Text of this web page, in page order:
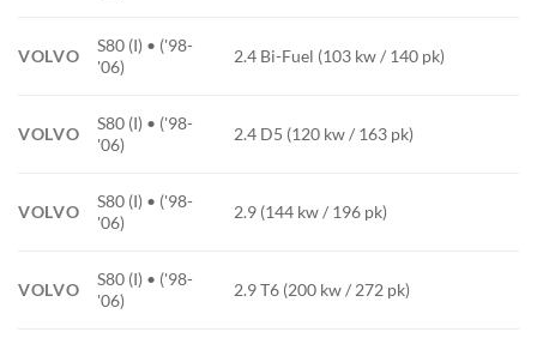
VOLVO
S80 (I) • ('98-
'06)
2.4 Bi-Fuel (103 kw / 140 pk)
VOLVO
S80 (I) • ('98-
'06)
2.4 D5 (120 kw / 163 pk)
VOLVO
S80 (I) • ('98-
'06)
2.9 (144 kw / 196 pk)
VOLVO
S80 (I) • ('98-
'06)
2.9 T6 (200 kw / 272 pk)